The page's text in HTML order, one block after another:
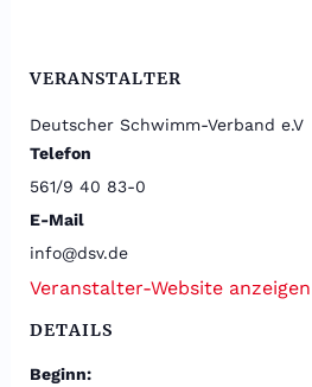
DETAILS
Beginn:
VERANSTALTER
Deutscher Schwimm-Verband e.V
Telefon
561/9 40 83-0
E-Mail
info@dsv.de
Veranstalter-Website anzeigen